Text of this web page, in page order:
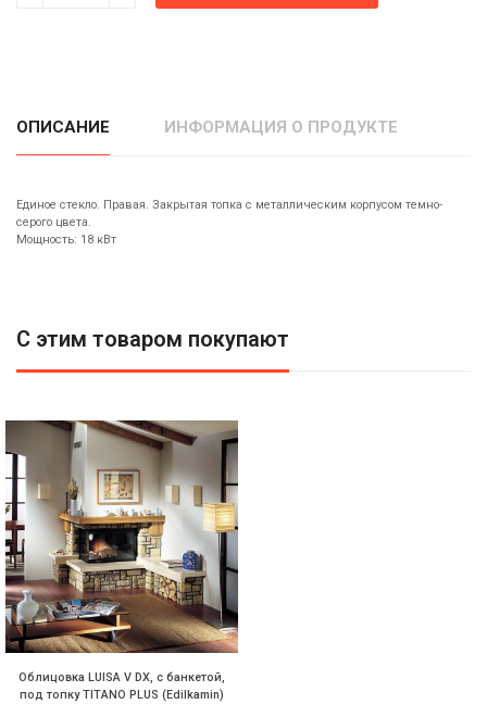
ОПИСАНИЕ ИНФОРМАЦИЯ О ПРОДУКТЕ
Единое стекло. Правая. Закрытая топка с металлическим корпусом темно-
серого цвета.
Мощность: 18 кВт
С этим товаром покупают
Облицовка LUISA V DX, с банкетой,
под топку TITANO PLUS (Edilkamin)